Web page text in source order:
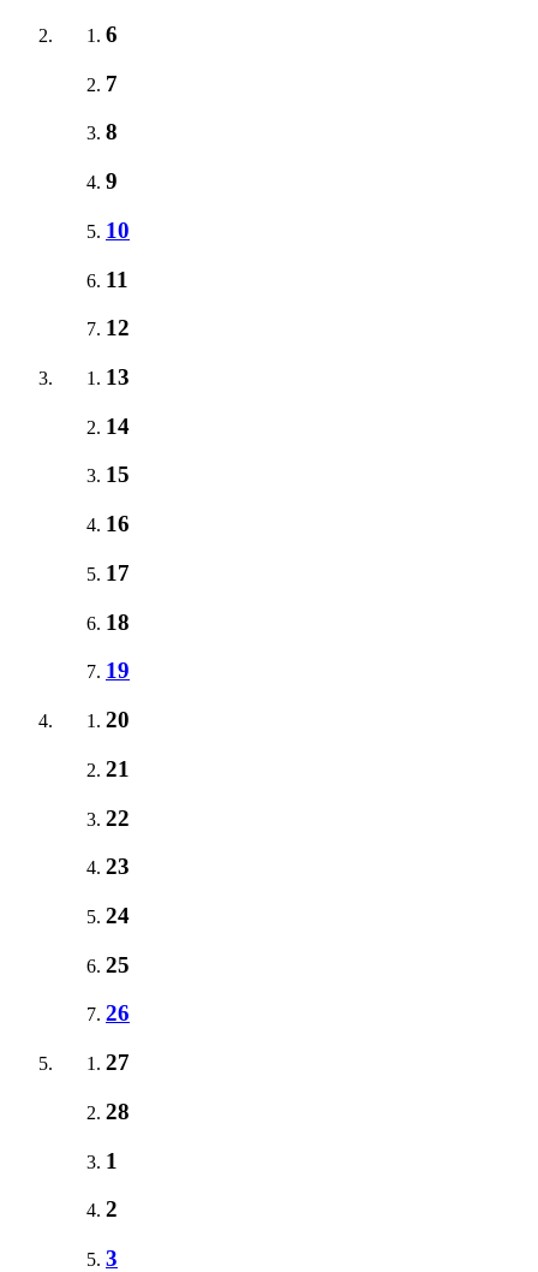
6
7
8
9
10
11
12
13
14
15
16
17
18
19
20
21
22
23
24
25
26
27
28
1
2
3